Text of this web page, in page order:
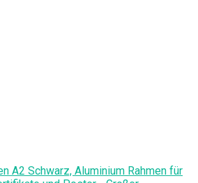
A2 Schwarz, Aluminium Rahmen für